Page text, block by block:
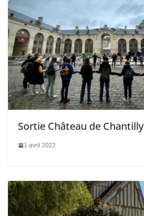
Sortie Château de Chantilly
1 avril 2022